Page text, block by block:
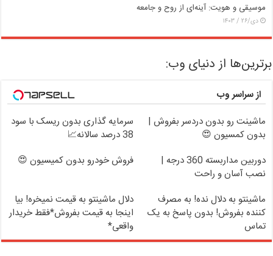
موسیقی و هویت: آینه‌ای از روح و جامعه
دی/۲۶ / ۱۴۰۳
برترین‌ها از دنیای وب:
از سراسر وب
ماشینت رو بدون دردسر بفروش |
بدون کمسیون 😍
سرمایه گذاری بدون ریسک با سود
38 درصد سالانه📈
دوربین مداربسته 360 درجه |
نصب آسان و راحت
فروش خودرو بدون کمیسیون 😍
ماشینتو به دلال نده! به مصرف
کننده بفروش! بدون پاسخ به یک
تماس
دلال ماشینتو به قیمت نمیخره! بیا
اینجا به قیمت بفروش*فقط خریدار
واقعی*